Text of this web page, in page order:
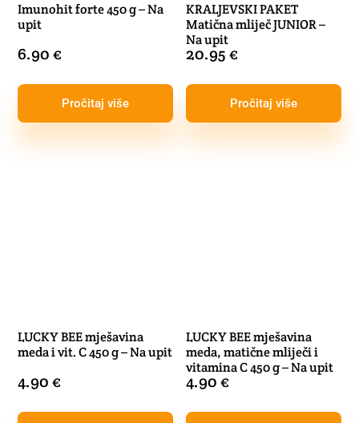
Imunohit forte 450 g – Na
upit
6.90€
Pročitaj više
KRALJEVSKI PAKET
Matična mliječ JUNIOR –
Na upit
20.95€
Pročitaj više
LUCKY BEE mješavina
meda i vit. C 450 g – Na upit
4.90€
LUCKY BEE mješavina
meda, matične mliječi i
vitamina C 450 g – Na upit
4.90€